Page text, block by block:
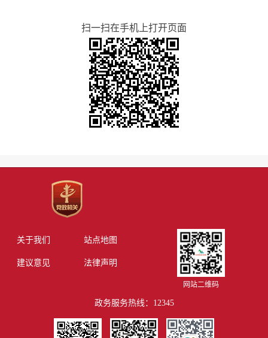
扫一扫在手机上打开页面
关于我们 站点地图
建议意见 法律声明
网站二维码
政务服务热线：12345